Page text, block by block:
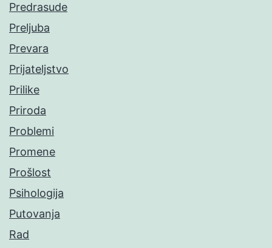
Predrasude
Preljuba
Prevara
Prijateljstvo
Prilike
Priroda
Problemi
Promene
Prošlost
Psihologija
Putovanja
Rad